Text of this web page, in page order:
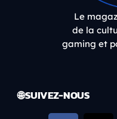
Le
de la
gaming et
🌐 SUIVEZ-NOUS